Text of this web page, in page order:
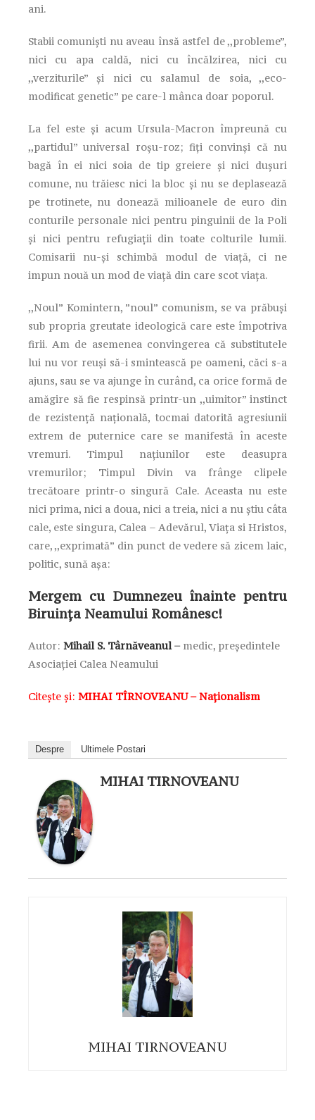
ani.
Stabii comuniști nu aveau însă astfel de ,,probleme”,
nici cu apa caldă, nici cu încălzirea, nici cu
,,verziturile” și nici cu salamul de soia, ,,eco-
modificat genetic” pe care-l mânca doar poporul.
La fel este și acum Ursula-Macron împreună cu
,,partidul” universal roșu-roz; fiți convinși că nu
bagă în ei nici soia de tip greiere și nici dușuri
comune, nu trăiesc nici la bloc și nu se deplasează
pe trotinete, nu donează milioanele de euro din
conturile personale nici pentru pinguinii de la Poli
și nici pentru refugiații din toate colturile lumii.
Comisarii nu-și schimbă modul de viață, ci ne
impun nouă un mod de viață din care scot viața.
,,Noul” Komintern, ”noul” comunism, se va prăbuși
sub propria greutate ideologică care este împotriva
firii. Am de asemenea convingerea că substitutele
lui nu vor reuși să-i smintească pe oameni, căci s-a
ajuns, sau se va ajunge în curând, ca orice formă de
amăgire să fie respinsă printr-un ,,uimitor” instinct
de rezistență națională, tocmai datorită agresiunii
extrem de puternice care se manifestă în aceste
vremuri. Timpul națiunilor este deasupra
vremurilor; Timpul Divin va frânge clipele
trecătoare printr-o singură Cale. Aceasta nu este
nici prima, nici a doua, nici a treia, nici a nu știu câta
cale, este singura, Calea – Adevărul, Viața si Hristos,
care, ,,exprimată” din punct de vedere să zicem laic,
politic, sună așa:
Mergem cu Dumnezeu înainte pentru
Biruința Neamului Românesc!
Autor: Mihail S. Târnăveanul– medic, președintele
Asociației Calea Neamului
Citește și: MIHAI TÎRNOVEANU – Naționalism
Despre Ultimele Postari
MIHAI TIRNOVEANU
MIHAI TIRNOVEANU